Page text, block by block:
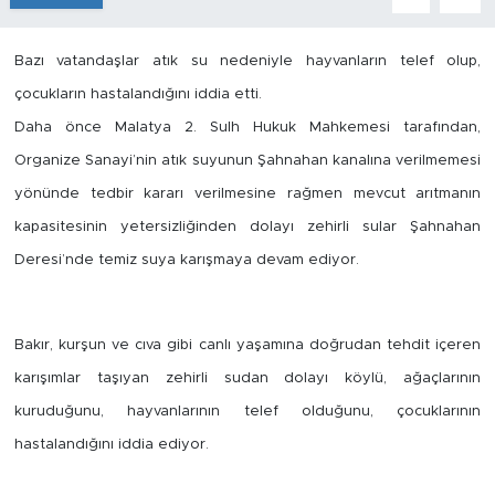
Bazı vatandaşlar atık su nedeniyle hayvanların telef olup,
çocukların hastalandığını iddia etti.
Daha önce Malatya 2. Sulh Hukuk Mahkemesi tarafından,
Organize Sanayi’nin atık suyunun Şahnahan kanalına verilmemesi
yönünde tedbir kararı verilmesine rağmen mevcut arıtmanın
kapasitesinin yetersizliğinden dolayı zehirli sular Şahnahan
Deresi’nde temiz suya karışmaya devam ediyor.
Bakır, kurşun ve cıva gibi canlı yaşamına doğrudan tehdit içeren
karışımlar taşıyan zehirli sudan dolayı köylü, ağaçlarının
kuruduğunu, hayvanlarının telef olduğunu, çocuklarının
hastalandığını iddia ediyor.
Dünya
Spor
Kuluncak
Akçadağ
Doğanyol